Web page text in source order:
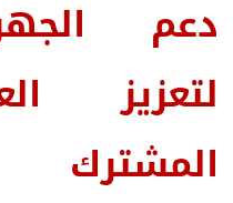
دعم
لتعزيز
المشترك